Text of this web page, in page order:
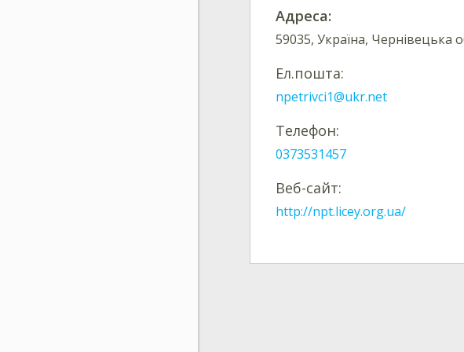
Адреса:
59035, Україна, Чернівецька
Ел.пошта:
npetrivci1@ukr.net
Телефон:
0373531457
Веб-сайт:
http://npt.licey.org.ua/